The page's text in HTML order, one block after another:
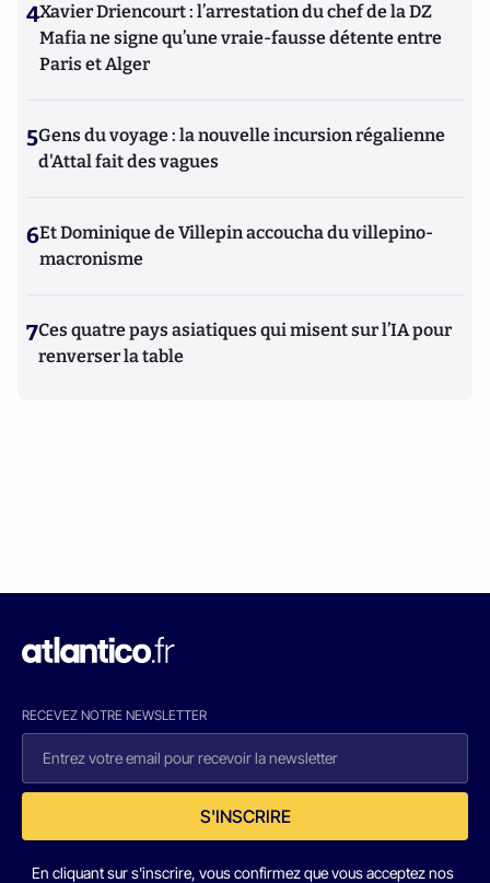
4Xavier Driencourt : l’arrestation du chef de la DZ
Mafia ne signe qu’une vraie-fausse détente entre
Paris et Alger
5Gens du voyage : la nouvelle incursion régalienne
d'Attal fait des vagues
6Et Dominique de Villepin accoucha du villepino-
macronisme
7Ces quatre pays asiatiques qui misent sur l’IA pour
renverser la table
RECEVEZ NOTRE NEWSLETTER
S'INSCRIRE
En cliquant sur s'inscrire, vous confirmez que vous acceptez nos